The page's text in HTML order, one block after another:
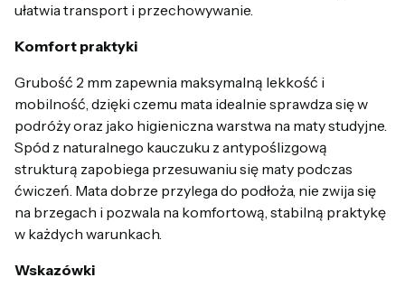
ułatwia transport i przechowywanie.
Komfort praktyki
Grubość 2 mm zapewnia maksymalną lekkość i
mobilność, dzięki czemu mata idealnie sprawdza się w
podróży oraz jako higieniczna warstwa na maty studyjne.
Spód z naturalnego kauczuku z antypoślizgową
strukturą zapobiega przesuwaniu się maty podczas
ćwiczeń. Mata dobrze przylega do podłoża, nie zwija się
na brzegach i pozwala na komfortową, stabilną praktykę
w każdych warunkach.
Wskazówki